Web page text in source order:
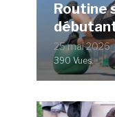
Routine
25 mai 2026
390 Vues